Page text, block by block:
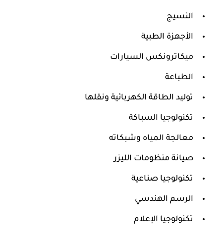
النسيج
الأجهزة الطبية
ميكاترونكس السيارات
الطباعة
توليد الطاقة الكهربائية ونقلها
تكنولوجيا السباكة
معالجة المياه وشبكاته
صيانة منظومات الليزر
تكنولوجيا صناعية
الرسم الهندسي
تكنولوجيا الإعلام